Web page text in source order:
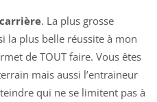
. La plus grosse
la plus belle réussite à mon
de TOUT faire. Vous êtes
mais aussi l’entraineur
qui ne se limitent pas à